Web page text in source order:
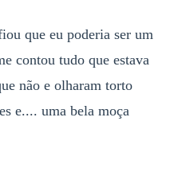
que eu poderia ser um
contou tudo que estava
não e olharam torto
e.... uma bela moça